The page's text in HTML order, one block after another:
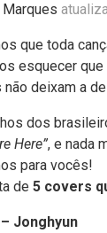
que toda
esquecer que
deixam a
dos
Here”, e nada
para vocês!
de 5 covers
– Jonghyun